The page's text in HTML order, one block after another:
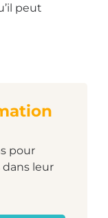
peut
pour
leur